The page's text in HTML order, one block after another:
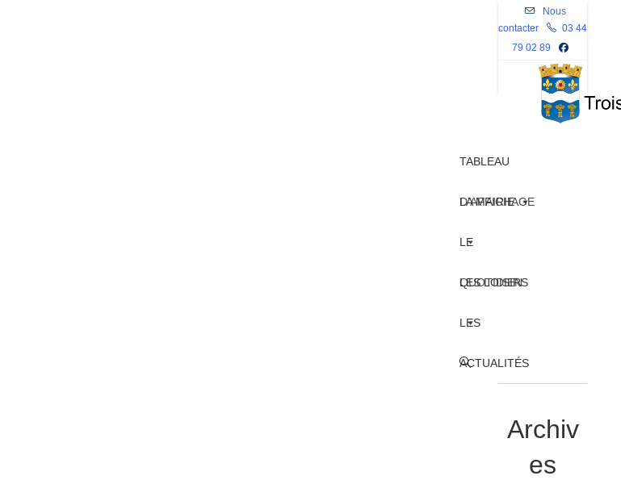
Skip
to
content
Nous
contacter
03 44
79 02 89
TABLEAU
D’AFFICHAGE
LA MAIRIE
LE
QUOTIDIEN
LES LOISIRS
LES
ACTUALITÉS
Toggle
Archiv
es